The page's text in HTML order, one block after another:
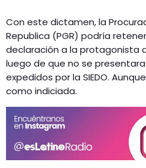
Con este dictamen, la
Republica (PGR) podría
declaración a la protagonista
luego de que no se
expedidos por la SIEDO.
como indiciada.